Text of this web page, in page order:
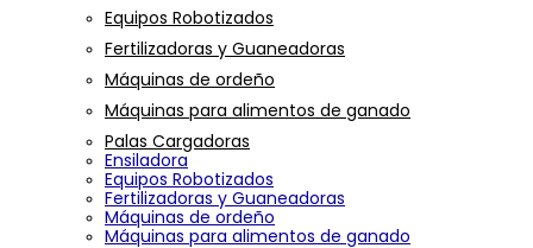
Equipos Robotizados
Fertilizadoras y Guaneadoras
Máquinas de ordeño
Máquinas para alimentos de ganado
Palas Cargadoras
Ensiladora
Equipos Robotizados
Fertilizadoras y Guaneadoras
Máquinas de ordeño
Máquinas para alimentos de ganado